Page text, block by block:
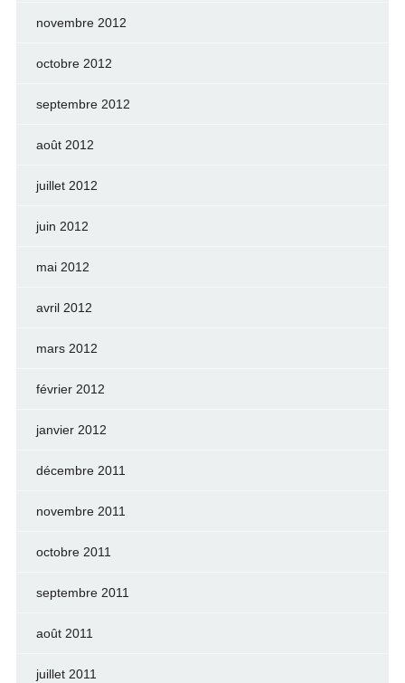
novembre 2012
octobre 2012
septembre 2012
août 2012
juillet 2012
juin 2012
mai 2012
avril 2012
mars 2012
février 2012
janvier 2012
décembre 2011
novembre 2011
octobre 2011
septembre 2011
août 2011
juillet 2011